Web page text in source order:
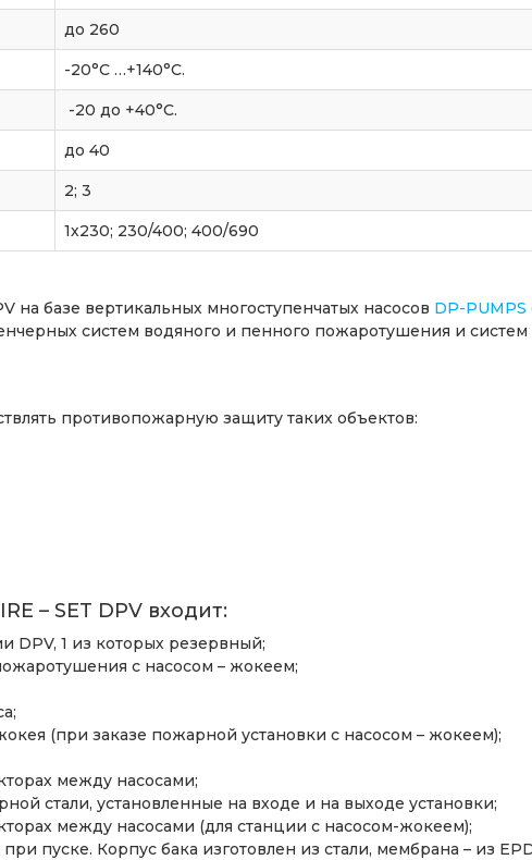
до 260
-20°С …+140°С.
-20 до +40°С.
до 40
2; 3
1х230; 230/400; 400/690
на базе вертикальных многоступенчатых насосов DP-
систем водяного и пенного пожаротушения и систем
противопожарную защиту таких объектов:
– SET DPV входит:
DPV, 1 из которых резервный;
с насосом – жокеем;
(при заказе пожарной установки с насосом – жокеем);
между насосами;
стали, установленные на входе и на выходе установки;
между насосами (для станции с насосом-жокеем);
пуске. Корпус бака изготовлен из стали, мембрана – из